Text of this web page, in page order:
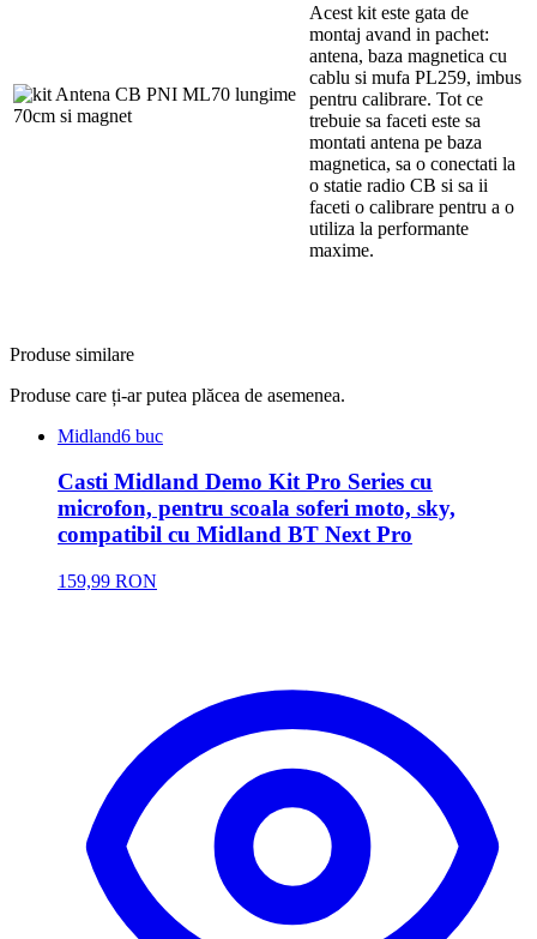
Acest kit este gata de
montaj avand in pachet:
antena, baza magnetica cu
cablu si mufa PL259, imbus
pentru calibrare. Tot ce
trebuie sa faceti este sa
montati antena pe baza
magnetica, sa o conectati la
o statie radio CB si sa ii
faceti o calibrare pentru a o
utiliza la performante
maxime.
Produse similare
Produse care ți-ar putea plăcea de asemenea.
Midland6 buc
Casti Midland Demo Kit Pro Series cu
microfon, pentru scoala soferi moto, sky,
compatibil cu Midland BT Next Pro
159,99 RON